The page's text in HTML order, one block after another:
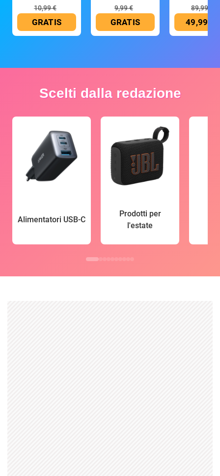
10,99 €
GRATIS
9,99 €
GRATIS
89,99 €
49,99 €
Scelti dalla redazione
Alimentatori USB-C
Prodotti per
l'estate